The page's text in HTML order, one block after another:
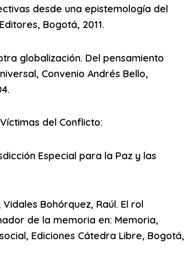
desde una epistemología del
Bogotá, 2011.
globalización. Del pensamiento
Convenio Andrés Bello,
del Conflicto:
Especial para la Paz y las
Bohórquez, Raúl. El rol
de la memoria en: Memoria,
Ediciones Cátedra Libre, Bogotá,